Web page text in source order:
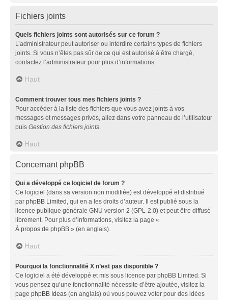
Fichiers joints
Quels fichiers joints sont autorisés sur ce forum ?
L’administrateur peut autoriser ou interdire certains types de fichiers
joints. Si vous n’êtes pas sûr de ce qui est autorisé à être chargé,
contactez l’administrateur pour plus d’informations.
Haut
Comment trouver tous mes fichiers joints ?
Pour accéder à la liste des fichiers que vous avez joints à vos
messages et messages privés, allez dans votre panneau de l’utilisateur
puis Gestion des fichiers joints
Haut
Concernant phpBB
Qui a développé ce logiciel de forum ?
Ce logiciel (dans sa version non modifiée) est développé et distribué
par phpBB Limited , qui en a les droits d’auteur. Il est publié sous la
licence publique générale GNU version 2 (GPL-2.0) et peut être diffusé
librement. Pour plus d’informations, visitez la page «
À propos de phpBB » (en anglais).
Haut
Pourquoi la fonctionnalité X n’est pas disponible ?
Ce logiciel a été développé et mis sous licence par phpBB Limited. Si
vous pensez qu’une fonctionnalité nécessite d’être ajoutée, visitez la
page phpBB Ideas (en anglais) où vous pouvez voter pour des idées